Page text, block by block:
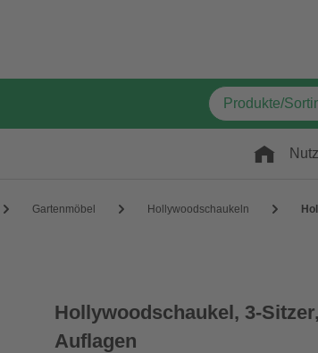
Gartenmöbel Hollywoodschaukeln
Hollywoodschaukel, 3-
Auflagen